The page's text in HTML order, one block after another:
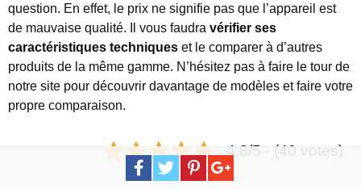
question. En effet, le prix ne signifie pas que l’appareil est
de mauvaise qualité. Il vous faudra vérifier ses
caractéristiques techniques et le comparer à d’autres
produits de la même gamme. N’hésitez pas à faire le tour de
notre site pour découvrir davantage de modèles et faire votre
propre comparaison.
4.8/5 - (40 votes)